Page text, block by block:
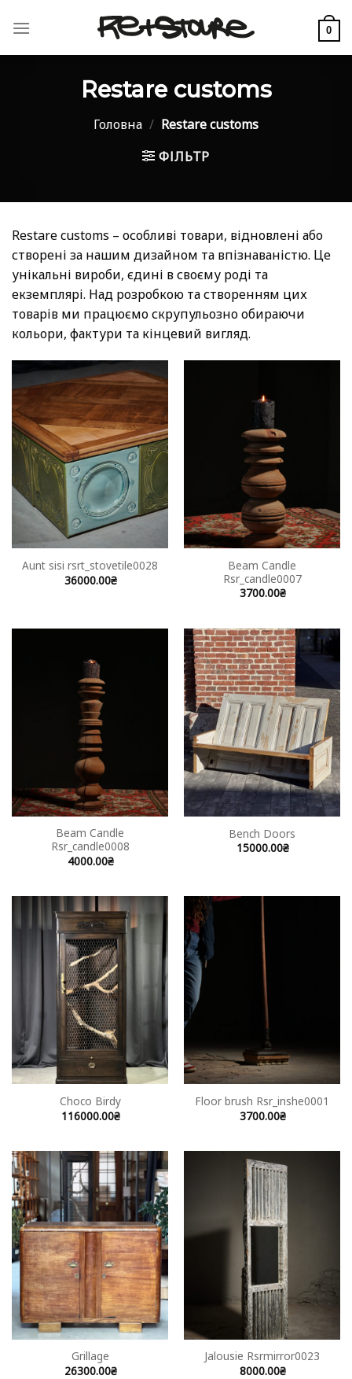
0
Restare customs
Головна / Restare customs
ФІЛЬТР
Restare customs – особливі товари, відновлені або
створені за нашим дизайном та впізнаваністю. Це
унікальні вироби, єдині в своєму роді та
екземплярі. Над розробкою та створенням цих
товарів ми працюємо скрупульозно обираючи
кольори, фактури та кінцевий вигляд.
Aunt sisi rsrt_stovetile0028
36000.00₴
Beam Candle
Rsr_candle0007
3700.00₴
Beam Candle
Rsr_candle0008
4000.00₴
Bench Doors
15000.00₴
Choco Birdy
116000.00₴
Floor brush Rsr_inshe0001
3700.00₴
Grillage
26300.00₴
Jalousie Rsrmirror0023
8000.00₴